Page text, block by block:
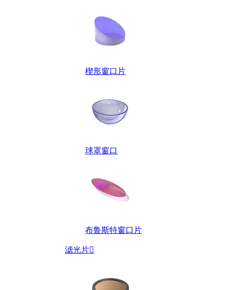
楔形窗口片
球罩窗口
布鲁斯特窗口片
滤光片